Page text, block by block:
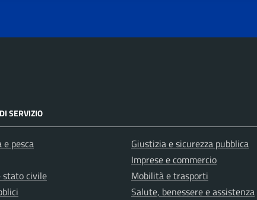
SERVIZIO
pesca
stato civile
Giustizia e sicurezza pubblica
Imprese e commercio
Mobilità e trasporti
Salute, benessere e assistenza